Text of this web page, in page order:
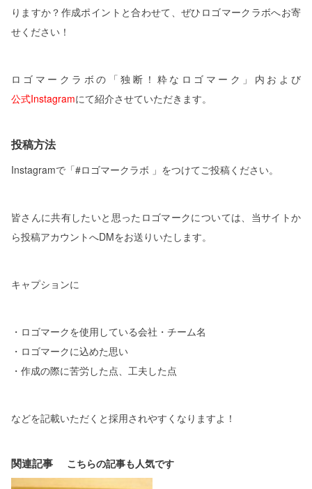
りますか？作成ポイントと合わせて、ぜひロゴマークラボへお寄
せください！
ロゴマークラボの「独断！粋なロゴマーク」内および
公式Instagramにて紹介させていただきます。
投稿方法
Instagramで「#ロゴマークラボ 」をつけてご投稿ください。
皆さんに共有したいと思ったロゴマークについては、当サイトか
ら投稿アカウントへDMをお送りいたします。
キャプションに
・ロゴマークを使用している会社・チーム名
・ロゴマークに込めた思い
・作成の際に苦労した点、工夫した点
などを記載いただくと採用されやすくなりますよ！
関連記事